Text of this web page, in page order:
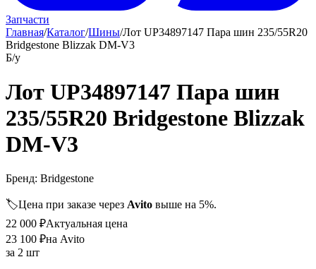
Запчасти
Главная/Каталог/Шины/Лот UP34897147 Пара шин 235/55R20
Bridgestone Blizzak DM-V3
Б/у
Лот UP34897147 Пара шин
235/55R20 Bridgestone Blizzak
DM-V3
Бренд: Bridgestone
🏷️Цена при заказе через Avito выше на 5%.
22 000 ₽Актуальная цена
23 100 ₽на Avito
за 2 шт